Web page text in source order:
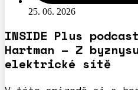
25. 06. 2026
INSIDE Plus
Hartman – Z
elektrické sítě